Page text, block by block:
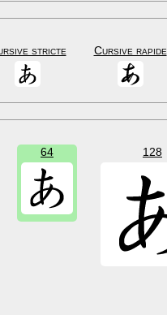
stricte Cursive rapide
64 128